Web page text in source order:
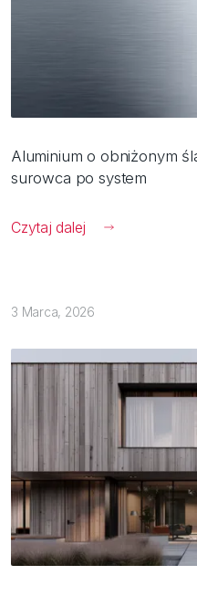
Aluminium o obniżonym
surowca po system
Czytaj dalej
3 Marca, 2026